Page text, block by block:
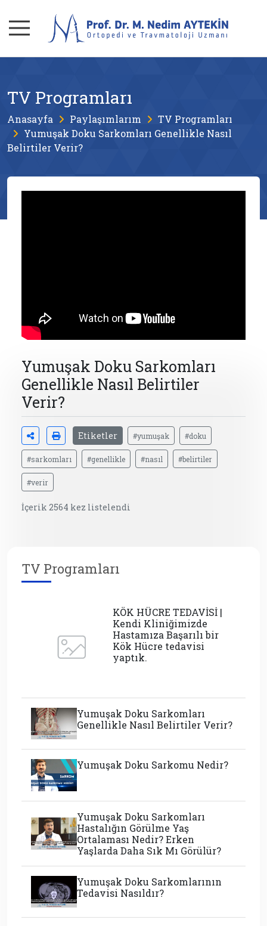
TV Programları
Anasayfa Paylaşımlarım
TV Programları
Yumuşak Doku Sarkomları Genellikle Nasıl
Belirtiler Verir?
Yumuşak Doku Sarkomları
Genellikle Nasıl Belirtiler
Verir?
Etiketler #yumuşak #doku
#sarkomları #genellikle #nasıl #belirtiler
#verir
İçerik 2564 kez listelendi
TV Programları
KÖK HÜCRE TEDAVİSİ |
Kendi Kliniğimizde
Hastamıza Başarılı bir
Kök Hücre tedavisi
yaptık.
Yumuşak Doku Sarkomları
Genellikle Nasıl Belirtiler Verir?
Yumuşak Doku Sarkomu Nedir?
Yumuşak Doku Sarkomları
Hastalığın Görülme Yaş
Ortalaması Nedir? Erken
Yaşlarda Daha Sık Mı Görülür?
Yumuşak Doku Sarkomlarının
Tedavisi Nasıldır?